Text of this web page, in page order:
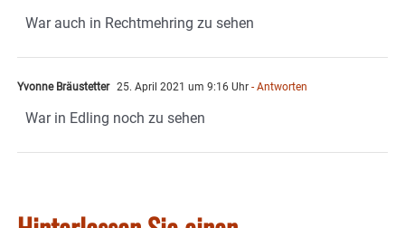
War auch in Rechtmehring zu sehen
Yvonne Bräustetter 25. April 2021 um 9:16 Uhr - Antworten
War in Edling noch zu sehen